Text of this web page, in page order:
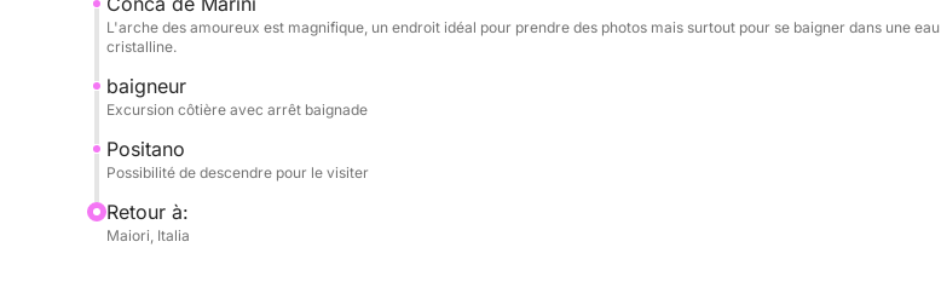
Carburant inclus.
N'hésitez pas à me contacter via Click&Boat pour plus d'informations et pour réserver ce
bateau performant et vivre des moments inoubliables en famille ou entre amis !
L'arche des amoureux est magnifique, un endroit idéal pour prendre des photos mais surtout pour se baigner dans une eau
cristalline.
baigneur
Excursion côtière avec arrêt baignade
Positano
Possibilité de descendre pour le visiter
Retour à:
Maiori, Italia